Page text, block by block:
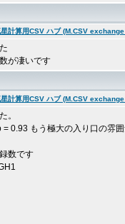
星計算用CSV ハブ (M.CSV
が凄いです
星計算用CSV ハブ (M.CSV
。
= 0.93 もう極大の入り口の雰
数です